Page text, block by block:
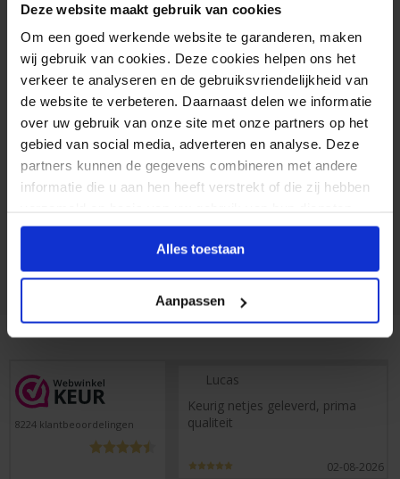
Deze website maakt gebruik van cookies
Om een goed werkende website te garanderen, maken
wij gebruik van cookies. Deze cookies helpen ons het
verkeer te analyseren en de gebruiksvriendelijkheid van
de website te verbeteren. Daarnaast delen we informatie
over uw gebruik van onze site met onze partners op het
gebied van social media, adverteren en analyse. Deze
partners kunnen de gegevens combineren met andere
informatie die u aan hen heeft verstrekt of die zij hebben
Alles toestaan
Aanpassen
Toon alle veelgestelde vragen & tips
Zie ook…
Hoe kan ik stickers bestellen met wisselende teksten,
QR-codes of barcodes?
QR of barcodes toevoegen
8224 klantbeoordelingen
Lucas
Keurig netjes geleverd, prima
qualiteit
02-08-2026